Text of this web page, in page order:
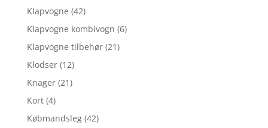
Klapvogne (42)
Klapvogne kombivogn (6)
Klapvogne tilbehør (21)
Klodser (12)
Knager (21)
Kort (4)
Købmandsleg (42)